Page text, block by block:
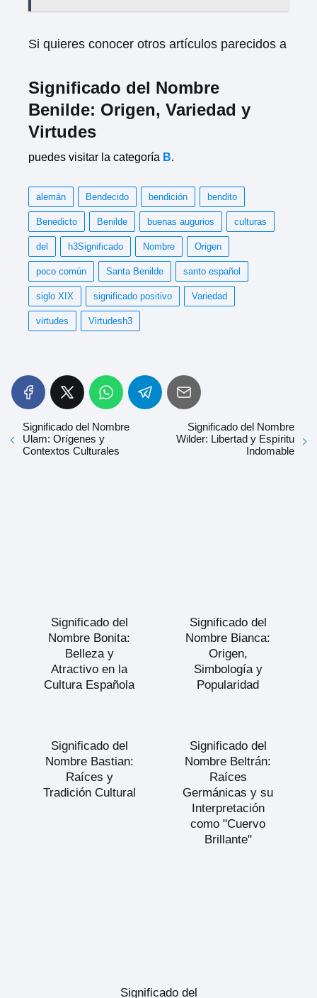
Si quieres conocer otros artículos parecidos a
Significado del Nombre
Benilde: Origen, Variedad y
Virtudes
puedes visitar la categoría B.
alemán Bendecido bendición bendito
Benedicto Benilde buenas augurios culturas
del h3Significado Nombre Origen
poco común Santa Benilde santo español
siglo XIX significado positivo Variedad
virtudes Virtudesh3
Significado del Nombre
Ulam: Orígenes y
Contextos Culturales
Significado del Nombre
Wilder: Libertad y Espíritu
Indomable
Significado del
Nombre Bonita:
Belleza y
Atractivo en la
Cultura Española
Significado del
Nombre Bianca:
Origen,
Simbología y
Popularidad
Significado del
Nombre Bastian:
Raíces y
Tradición Cultural
Significado del
Nombre Beltrán:
Raíces
Germánicas y su
Interpretación
como "Cuervo
Brillante"
Significado del